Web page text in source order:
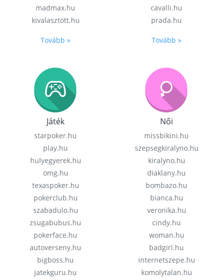
madmax.hu
kivalasztott.hu
Tovább »
cavalli.hu
prada.hu
Tovább »
Játék
starpoker.hu
play.hu
hulyegyerek.hu
omg.hu
texaspoker.hu
pokerclub.hu
szabadulo.hu
zsugabubus.hu
pokerface.hu
autoverseny.hu
bigboss.hu
jatekguru.hu
Női
missbikini.hu
szepsegkiralyno.hu
kiralyno.hu
diaklany.hu
bombazo.hu
bianca.hu
veronika.hu
cindy.hu
woman.hu
badgirl.hu
internetszepe.hu
komolytalan.hu